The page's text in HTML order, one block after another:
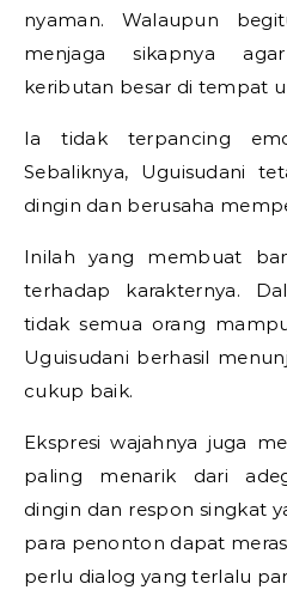
nyaman. Walaupun
menjaga sikapnya
keributan besar di tempat
Ia tidak terpancing
Sebaliknya, Uguisudani
dingin dan berusaha
Inilah yang membuat
terhadap karakternya.
tidak semua orang
Uguisudani berhasil
cukup baik.
Ekspresi wajahnya juga
paling menarik dari
dingin dan respon singkat
para penonton dapat
perlu dialog yang terlalu